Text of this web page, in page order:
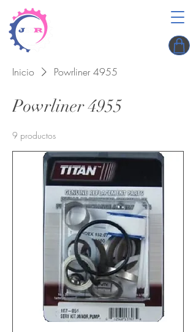
Inicio Powrliner 4955
Powrliner 4955
9 productos